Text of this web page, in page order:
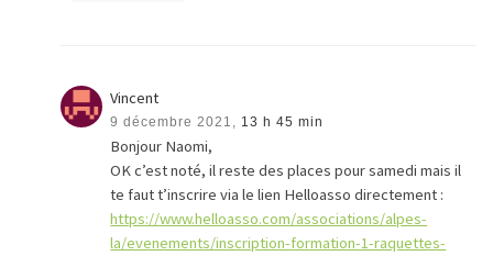
Vincent
9 décembre 2021, 13 h 45 min
Bonjour Naomi,
OK c’est noté, il reste des places pour samedi mais il
te faut t’inscrire via le lien Helloasso directement :
https://www.helloasso.com/associations/alpes-
la/evenements/inscription-formation-1-raquettes-